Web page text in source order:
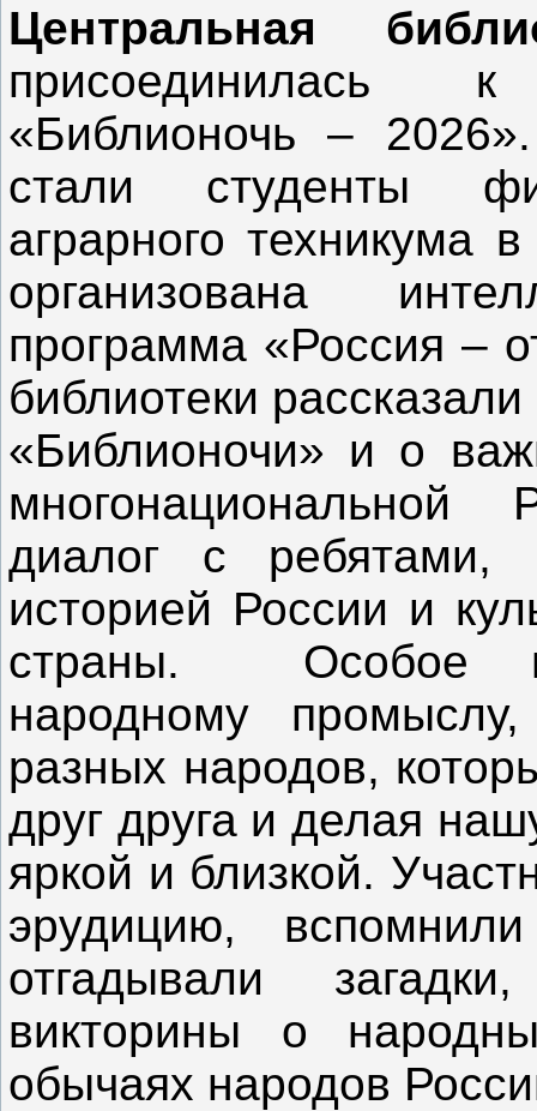
Центральная
присоединилась
«Библионочь –
стали студенты
аграрного
организована
программа «Россия –
библиотеки
«Библионочи» и о
многонациональной
диалог с ребятами,
историей России и
страны. Особое
народному
разных народов,
друг друга и делая
яркой и близкой.
эрудицию,
отгадывали
викторины о
обычаях народов